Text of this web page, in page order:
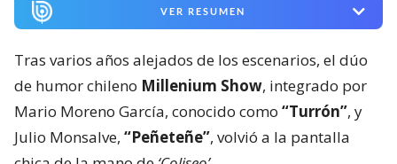
VER RESUMEN
Tras varios años alejados de los escenarios, el dúo
de humor chileno Millenium Show, integrado por
Mario Moreno García, conocido como “Turrón”, y
Julio Monsalve, “Peñeteñe”, volvió a la pantalla